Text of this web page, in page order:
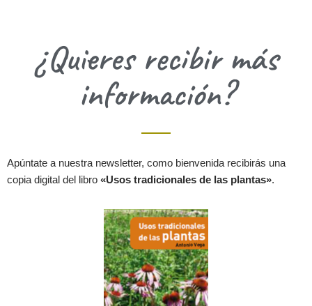
¿Quieres recibir más
información?
Apúntate a nuestra newsletter, como bienvenida recibirás una
copia digital del libro «Usos tradicionales de las plantas».